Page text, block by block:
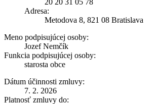
Adresa:
Metodova 8, 821 08 Bratislava
Meno podpisujúcej osoby:
Jozef Nemčík
Funkcia podpisujúcej osoby:
starosta obce
Dátum účinnosti zmluvy:
7. 2. 2026
Platnosť zmluvy do: